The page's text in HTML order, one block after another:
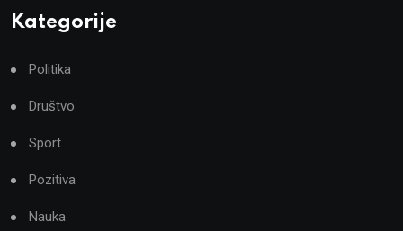
Kategorije
Politika
Društvo
Sport
Pozitiva
Nauka